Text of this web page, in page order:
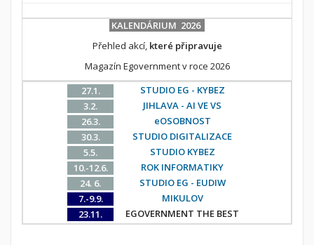
KALENDÁRIUM 2026
Přehled akcí, které připravuje
Magazín Egovernment v roce 2026
27.1.
STUDIO EG - KYBEZ
3.2.
JIHLAVA - AI VE VS
26.3.
eOSOBNOST
30.3.
STUDIO DIGITALIZACE
5.5.
STUDIO KYBEZ
10.-12.6.
ROK INFORMATIKY
24. 6.
STUDIO EG - EUDIW
7.-9.9.
MIKULOV
23.11.
EGOVERNMENT THE BEST